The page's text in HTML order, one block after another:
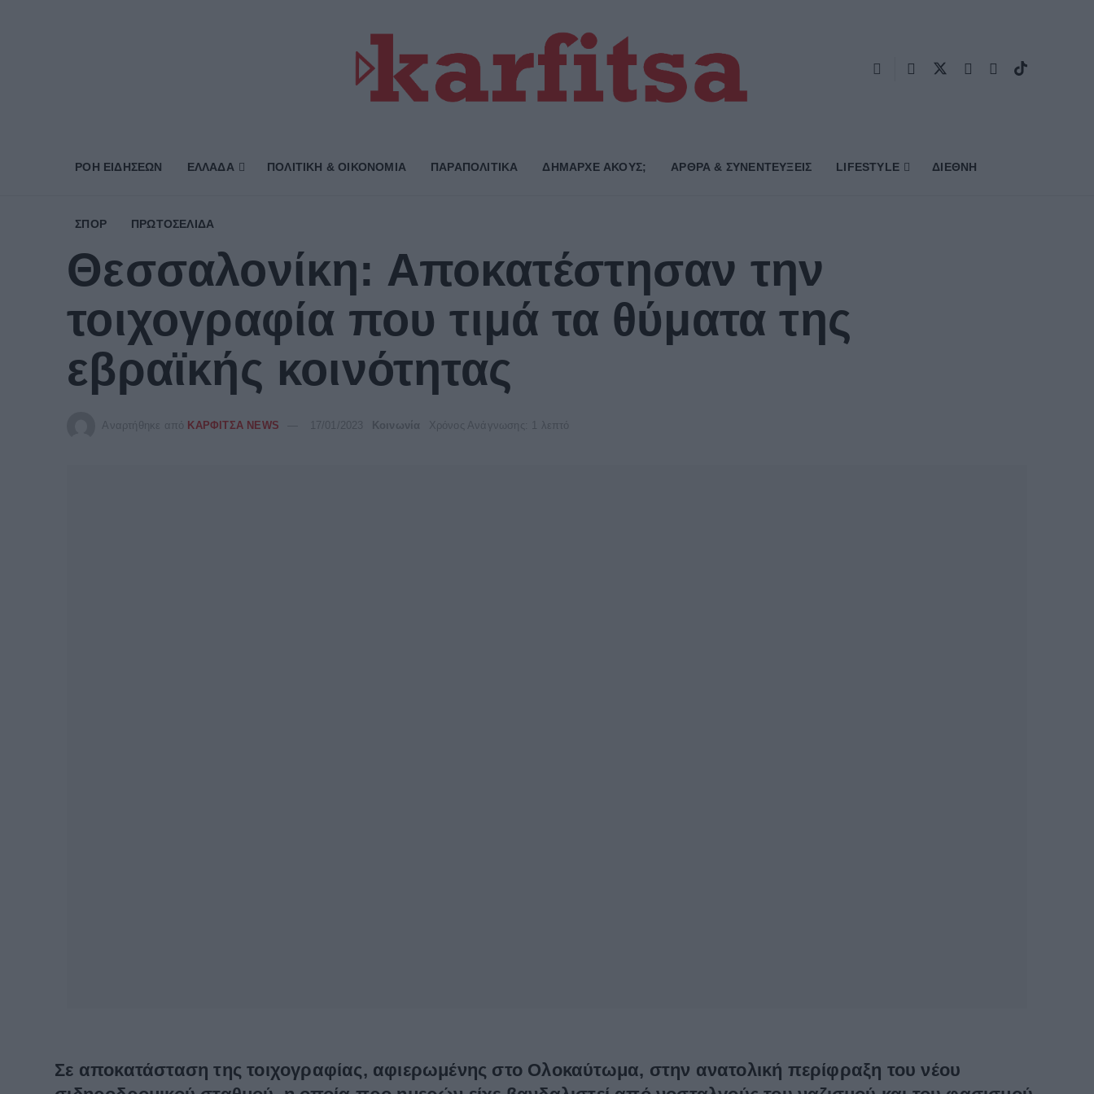
ΡΟΗ ΕΙΔΗΣΕΩΝ ΕΛΛΑΔΑ ΠΟΛΙΤΙΚΗ & ΟΙΚΟΝΟΜΙΑ ΠΑΡΑΠΟΛΙΤΙΚΑ ΔΗΜΑΡΧE ΑΚΟΥΣ; ΑΡΘΡΑ & ΣΥΝΕΝΤΕΥΞΕΙΣ LIFESTYLE ΔΙΕΘΝΗ
ΣΠΟΡ ΠΡΩΤΟΣΈΛΙΔΑ
Θεσσαλονίκη: Αποκατέστησαν την
τοιχογραφία που τιμά τα θύματα της
εβραϊκής κοινότητας
Αναρτήθηκε από ΚΑΡΦΙΤΣΑ NEWS 17/01/2023 Κοινωνία Χρόνος Ανάγνωσης: 1 λεπτό
Σε αποκατάσταση της τοιχογραφίας, αφιερωμένης στο Ολοκαύτωμα, στην ανατολική περίφραξη του νέου